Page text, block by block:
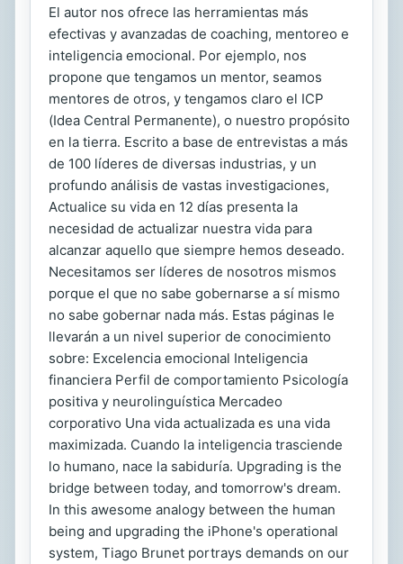
El autor nos ofrece las herramientas más
efectivas y avanzadas de coaching, mentoreo e
inteligencia emocional. Por ejemplo, nos
propone que tengamos un mentor, seamos
mentores de otros, y tengamos claro el ICP
(Idea Central Permanente), o nuestro propósito
en la tierra. Escrito a base de entrevistas a más
de 100 líderes de diversas industrias, y un
profundo análisis de vastas investigaciones,
Actualice su vida en 12 días presenta la
necesidad de actualizar nuestra vida para
alcanzar aquello que siempre hemos deseado.
Necesitamos ser líderes de nosotros mismos
porque el que no sabe gobernarse a sí mismo
no sabe gobernar nada más. Estas páginas le
llevarán a un nivel superior de conocimiento
sobre: Excelencia emocional Inteligencia
financiera Perfil de comportamiento Psicología
positiva y neurolinguística Mercadeo
corporativo Una vida actualizada es una vida
maximizada. Cuando la inteligencia trasciende
lo humano, nace la sabiduría. Upgrading is the
bridge between today, and tomorrow's dream.
In this awesome analogy between the human
being and upgrading the iPhone's operational
system, Tiago Brunet portrays demands on our